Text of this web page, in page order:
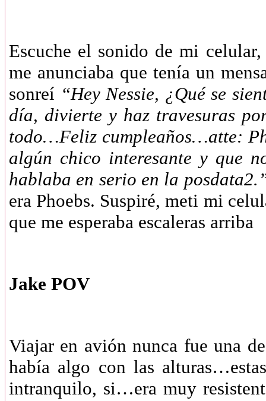
Escuche el sonido de mi
me anunciaba que tenía un
sonreí “Hey Nessie, ¿Qué se
día, divierte y haz travesuras
todo…Feliz cumpleaños…atte:
algún chico interesante y que
hablaba en serio en la
era Phoebs. Suspiré, meti mi
que me esperaba escaleras arriba
Jake POV
Viajar en avión nunca fue una
había algo con las
intranquilo, si…era muy